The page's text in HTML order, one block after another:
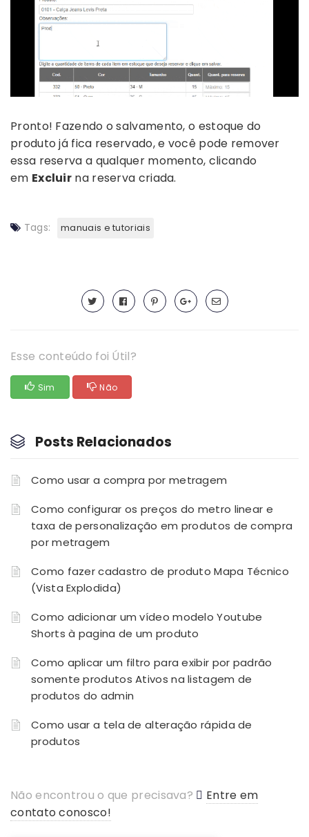
Pronto! Fazendo o salvamento, o estoque do
produto já fica reservado, e você pode remover
essa reserva a qualquer momento, clicando
em Excluir na reserva criada.
Tags: manuais e tutoriais
Esse conteúdo foi Útil?
Sim Não
Posts Relacionados
Como usar a compra por metragem
Como configurar os preços do metro linear e
taxa de personalização em produtos de compra
por metragem
Como fazer cadastro de produto Mapa Técnico
(Vista Explodida)
Como adicionar um vídeo modelo Youtube
Shorts à pagina de um produto
Como aplicar um filtro para exibir por padrão
somente produtos Ativos na listagem de
produtos do admin
Como usar a tela de alteração rápida de
produtos
Não encontrou o que precisava?
Entre em
contato conosco!